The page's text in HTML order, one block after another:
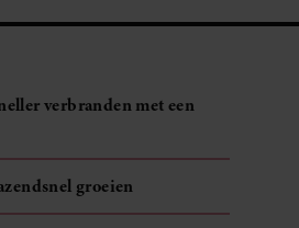
verbranden met een
groeien